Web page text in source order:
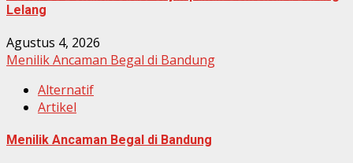
Lelang
Agustus 4, 2026
Menilik Ancaman Begal di Bandung
Alternatif
Artikel
Menilik Ancaman Begal di Bandung